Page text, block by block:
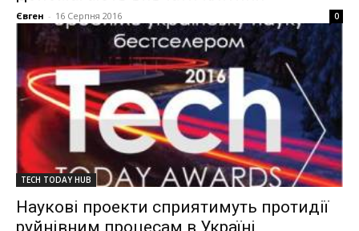
Євген - 16 Серпня 2016 0
TECH TODAY HUB
Наукові проекти сприятимуть протидії
руйнівним процесам в Україні